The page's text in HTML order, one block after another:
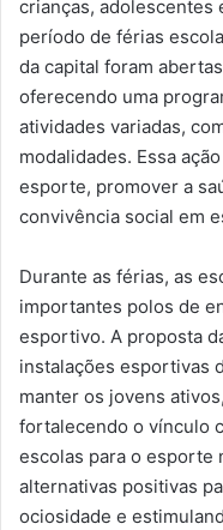
crianças, adolescentes
período de férias
da capital foram
oferecendo uma
atividades variadas,
modalidades. Essa
esporte, promover a
convivência social em
Durante as férias, as
importantes polos de
esportivo. A proposta
instalações esportivas
manter os jovens
fortalecendo o vínculo
escolas para o esporte
alternativas positivas
ociosidade e